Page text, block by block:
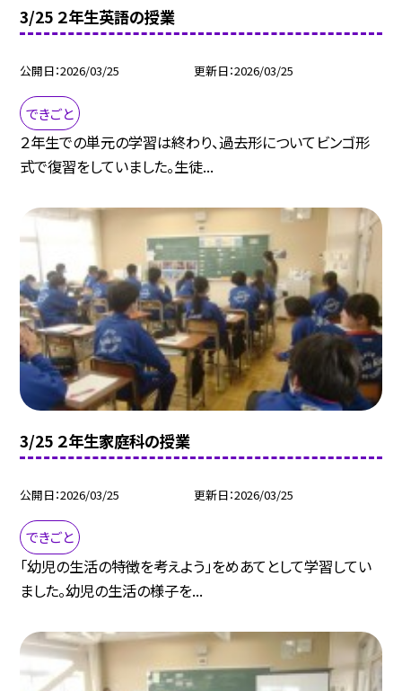
3/25 ２年生英語の授業
公開日 2026/03/25 更新日 2026/03/25
できごと
２年生での単元の学習は終わり、過去形についてビンゴ形
式で復習をしていました。生徒...
3/25 ２年生家庭科の授業
公開日 2026/03/25 更新日 2026/03/25
できごと
「幼児の生活の特徴を考えよう」をめあてとして学習してい
ました。幼児の生活の様子を...